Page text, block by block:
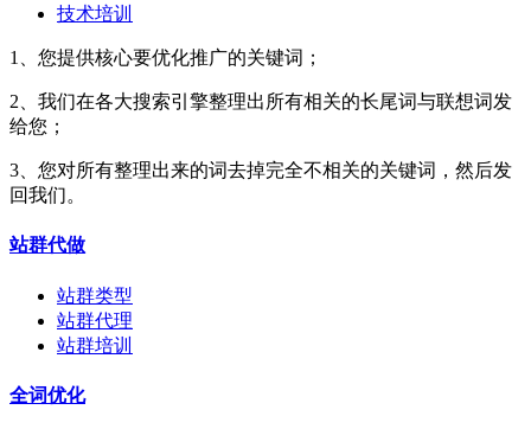
技术培训
1、您提供核心要优化推广的关键词；
2、我们在各大搜索引擎整理出所有相关的长尾词与联想词发
给您；
3、您对所有整理出来的词去掉完全不相关的关键词，然后发
回我们。
站群代做
站群类型
站群代理
站群培训
全词优化